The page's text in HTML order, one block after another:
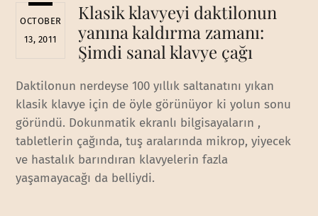
OCTOBER
13, 2011
Klasik klavyeyi daktilonun
yanına kaldırma zamanı:
Şimdi sanal klavye çağı
Daktilonun nerdeyse 100 yıllık saltanatını yıkan
klasik klavye için de öyle görünüyor ki yolun sonu
göründü. Dokunmatik ekranlı bilgisayaların ,
tabletlerin çağında, tuş aralarında mikrop, yiyecek
ve hastalık barındıran klavyelerin fazla
yaşamayacağı da belliydi.